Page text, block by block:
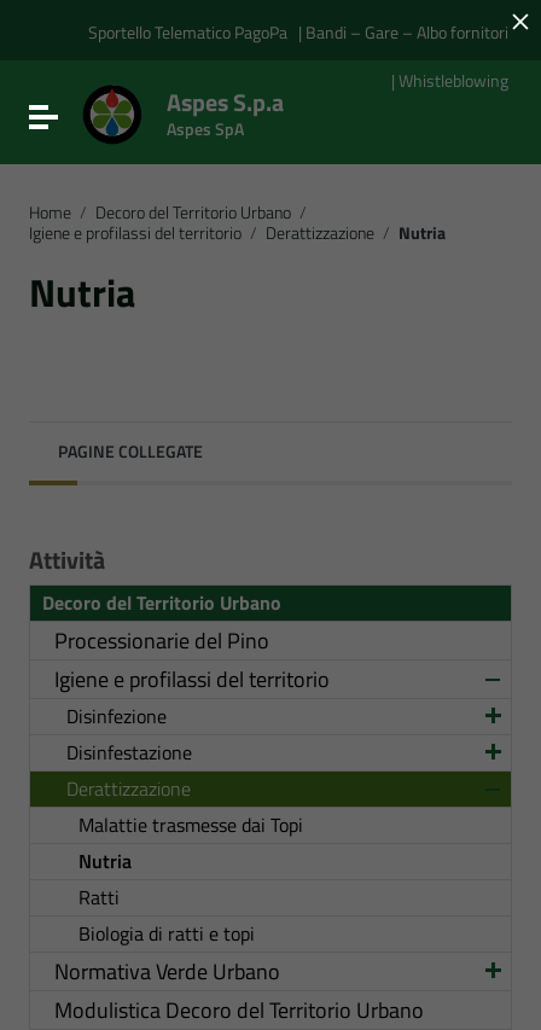
Vai al menu di navigazione
Sportello Telematico PagoPa | Bandi – Gare – Albo fornitori
| Whistleblowing
Attiva / disattiva la navigazione
Aspes S.p.a
Aspes SpA
Home / Decoro del Territorio Urbano /
Igiene e profilassi del territorio / Derattizzazione / Nutria
Nutria
PAGINE COLLEGATE
Attività
Decoro del Territorio Urbano
Processionarie del Pino
Igiene e profilassi del territorio
Disinfezione
Disinfestazione
Derattizzazione
Malattie trasmesse dai Topi
Nutria
Ratti
Biologia di ratti e topi
Normativa Verde Urbano
Modulistica Decoro del Territorio Urbano
×